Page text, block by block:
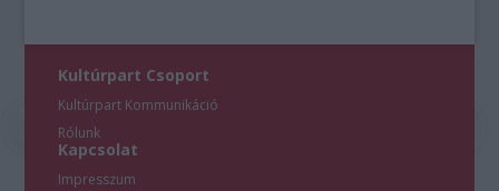
Kultúrpart Csoport
Kultúrpart Kommunikáció
Rólunk
Kapcsolat
Impresszum